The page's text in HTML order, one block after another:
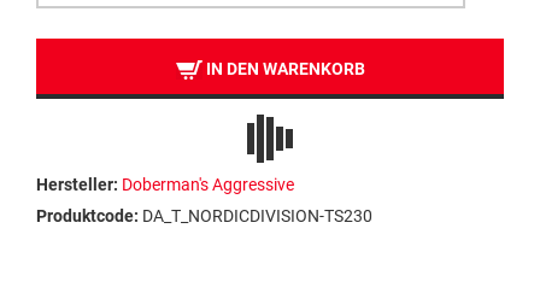
IN DEN WARENKORB
Hersteller: Doberman's Aggressive
Produktcode: DA_T_NORDICDIVISION-TS230